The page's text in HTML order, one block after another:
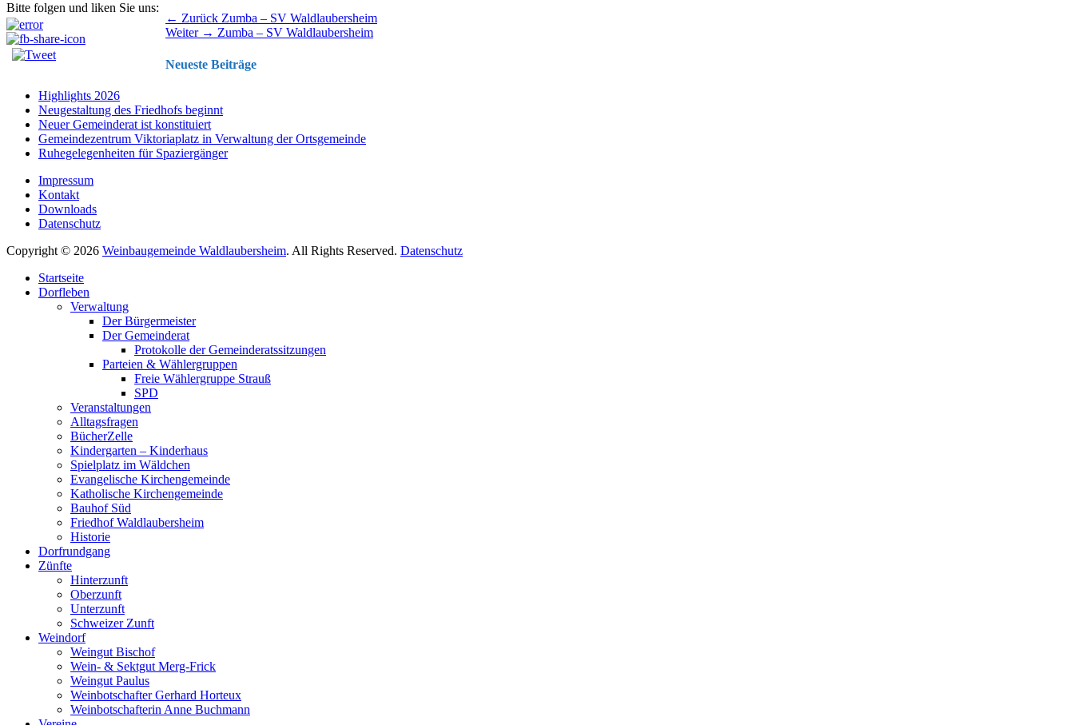
Bitte folgen und liken Sie uns:
Beitragsnavigation ← Zurück Vorhergehender
Beitrag:
Zumba – SV Waldlaubersheim
Weiter → Nächster
Zumba – SV Waldlaubersheim
Neueste Beiträge
Highlights 2026
Neugestaltung des Friedhofs beginnt
Neuer Gemeinderat ist konstituiert
Gemeindezentrum Viktoriaplatz in Verwaltung der Ortsgemeinde
Ruhegelegenheiten für Spaziergänger
Impressum
Kontakt
Downloads
Datenschutz
Copyright © 2026 Weinbaugemeinde Waldlaubersheim. All Rights Reserved. Datenschutz
oben
scrollen
Startseite
Dorfleben
Verwaltung
Der Bürgermeister
Der Gemeinderat
Protokolle der Gemeinderatssitzungen
Parteien & Wählergruppen
Freie Wählergruppe Strauß
SPD
Veranstaltungen
Alltagsfragen
BücherZelle
Kindergarten – Kinderhaus
Spielplatz im Wäldchen
Evangelische Kirchengemeinde
Katholische Kirchengemeinde
Bauhof Süd
Friedhof Waldlaubersheim
Historie
Dorfrundgang
Zünfte
Hinterzunft
Oberzunft
Unterzunft
Schweizer Zunft
Weindorf
Weingut Bischof
Wein- & Sektgut Merg-Frick
Weingut Paulus
Weinbotschafter Gerhard Horteux
Weinbotschafterin Anne Buchmann